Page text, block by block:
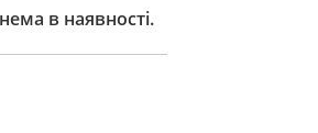
в наявності.